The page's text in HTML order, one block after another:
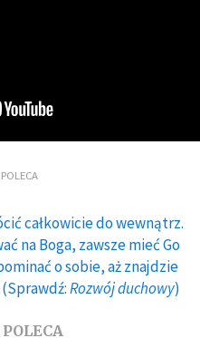
całkowicie do wewnątrz.
na Boga, zawsze mieć Go
o sobie, aż znajdzie
Rozwój duchowy)